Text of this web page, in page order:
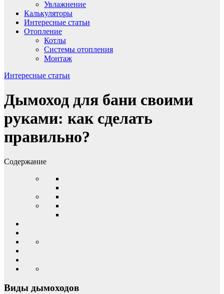
Увлажнение
Калькуляторы
Интересные статьи
Отопление
Котлы
Системы отопления
Монтаж
Интересные статьи
Дымоход для бани своими
руками: как сделать
правильно?
Содержание
Виды дымоходов